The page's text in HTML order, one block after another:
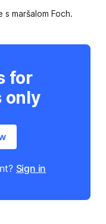
maršalom Foch.
for
only
Sign in